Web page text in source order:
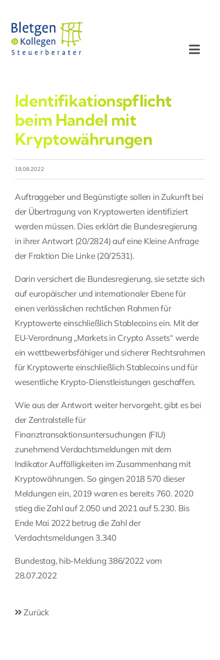
Inhalt
springen
Profil
Leistungen
Team
Stellenangebote
Fragen Sie Ihre Kanzlei
Identifikationspflicht
beim Handel mit
Kryptowährungen
18.08.2022
Auftraggeber und Begünstigte sollen in Zukunft bei
der Übertragung von Kryptowerten identifiziert
werden müssen. Dies erklärt die Bundesregierung
in ihrer Antwort (20/2824) auf eine Kleine Anfrage
der Fraktion Die Linke (20/2531).
Darin versichert die Bundesregierung, sie setzte sich
auf europäischer und internationaler Ebene für
einen verlässlichen rechtlichen Rahmen für
Kryptowerte einschließlich Stablecoins ein. Mit der
EU-Verordnung „Markets in Crypto Assets“ werde
ein wettbewerbsfähiger und sicherer Rechtsrahmen
für Kryptowerte einschließlich Stablecoins und für
wesentliche Krypto-Dienstleistungen geschaffen.
Wie aus der Antwort weiter hervorgeht, gibt es bei
der Zentralstelle für
Finanztransaktionsuntersuchungen (FIU)
zunehmend Verdachtsmeldungen mit dem
Indikator Auffälligkeiten im Zusammenhang mit
Kryptowährungen. So gingen 2018 570 dieser
Meldungen ein, 2019 waren es bereits 760. 2020
stieg die Zahl auf 2.050 und 2021 auf 5.230. Bis
Ende Mai 2022 betrug die Zahl der
Verdachtsmeldungen 3.340
Bundestag, hib-Meldung 386/2022 vom
28.07.2022
Zurück